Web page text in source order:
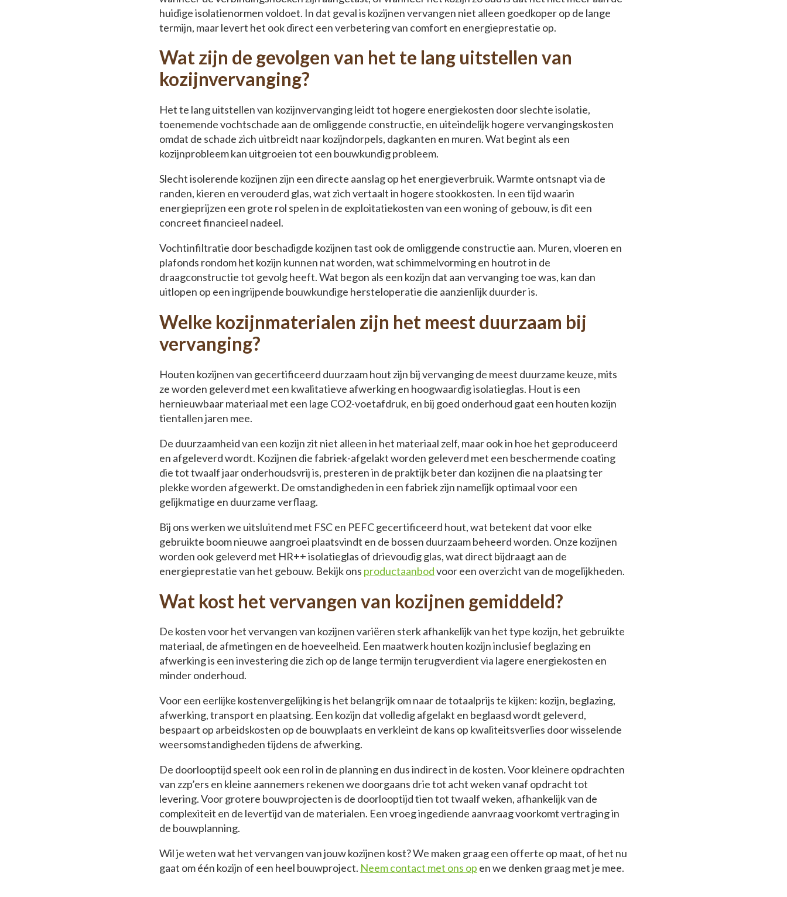
huidige isolatienormen voldoet. In dat geval is kozijnen vervangen niet alleen goedkoper op de lange
termijn, maar levert het ook direct een verbetering van comfort en energieprestatie op.
Wat zijn de gevolgen van het te lang uitstellen van
kozijnvervanging?
Het te lang uitstellen van kozijnvervanging leidt tot hogere energiekosten door slechte isolatie,
toenemende vochtschade aan de omliggende constructie, en uiteindelijk hogere vervangingskosten
omdat de schade zich uitbreidt naar kozijndorpels, dagkanten en muren. Wat begint als een
kozijnprobleem kan uitgroeien tot een bouwkundig probleem.
Slecht isolerende kozijnen zijn een directe aanslag op het energieverbruik. Warmte ontsnapt via de
randen, kieren en verouderd glas, wat zich vertaalt in hogere stookkosten. In een tijd waarin
energieprijzen een grote rol spelen in de exploitatiekosten van een woning of gebouw, is dit een
concreet financieel nadeel.
Vochtinfiltratie door beschadigde kozijnen tast ook de omliggende constructie aan. Muren, vloeren en
plafonds rondom het kozijn kunnen nat worden, wat schimmelvorming en houtrot in de
draagconstructie tot gevolg heeft. Wat begon als een kozijn dat aan vervanging toe was, kan dan
uitlopen op een ingrijpende bouwkundige hersteloperatie die aanzienlijk duurder is.
Welke kozijnmaterialen zijn het meest duurzaam bij
vervanging?
Houten kozijnen van gecertificeerd duurzaam hout zijn bij vervanging de meest duurzame keuze, mits
ze worden geleverd met een kwalitatieve afwerking en hoogwaardig isolatieglas. Hout is een
hernieuwbaar materiaal met een lage CO2-voetafdruk, en bij goed onderhoud gaat een houten kozijn
tientallen jaren mee.
De duurzaamheid van een kozijn zit niet alleen in het materiaal zelf, maar ook in hoe het geproduceerd
en afgeleverd wordt. Kozijnen die fabriek-afgelakt worden geleverd met een beschermende coating
die tot twaalf jaar onderhoudsvrij is, presteren in de praktijk beter dan kozijnen die na plaatsing ter
plekke worden afgewerkt. De omstandigheden in een fabriek zijn namelijk optimaal voor een
gelijkmatige en duurzame verflaag.
Bij ons werken we uitsluitend met FSC en PEFC gecertificeerd hout, wat betekent dat voor elke
gebruikte boom nieuwe aangroei plaatsvindt en de bossen duurzaam beheerd worden. Onze kozijnen
worden ook geleverd met HR++ isolatieglas of drievoudig glas, wat direct bijdraagt aan de
energieprestatie van het gebouw. Bekijk ons productaanbodvoor een overzicht van de mogelijkheden.
Wat kost het vervangen van kozijnen gemiddeld?
De kosten voor het vervangen van kozijnen variëren sterk afhankelijk van het type kozijn, het gebruikte
materiaal, de afmetingen en de hoeveelheid. Een maatwerk houten kozijn inclusief beglazing en
afwerking is een investering die zich op de lange termijn terugverdient via lagere energiekosten en
minder onderhoud.
Voor een eerlijke kostenvergelijking is het belangrijk om naar de totaalprijs te kijken: kozijn, beglazing,
afwerking, transport en plaatsing. Een kozijn dat volledig afgelakt en beglaasd wordt geleverd,
bespaart op arbeidskosten op de bouwplaats en verkleint de kans op kwaliteitsverlies door wisselende
weersomstandigheden tijdens de afwerking.
De doorlooptijd speelt ook een rol in de planning en dus indirect in de kosten. Voor kleinere opdrachten
van zzp’ers en kleine aannemers rekenen we doorgaans drie tot acht weken vanaf opdracht tot
levering. Voor grotere bouwprojecten is de doorlooptijd tien tot twaalf weken, afhankelijk van de
complexiteit en de levertijd van de materialen. Een vroeg ingediende aanvraag voorkomt vertraging in
de bouwplanning.
Wil je weten wat het vervangen van jouw kozijnen kost? We maken graag een offerte op maat, of het nu
gaat om één kozijn of een heel bouwproject. Neem contact met ons op en we denken graag met je mee.